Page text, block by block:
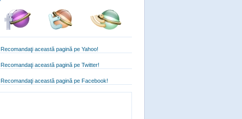
Recomandaţi această pagină pe Yahoo!
Recomandaţi această pagină pe Twitter!
Recomandaţi această pagină pe Facebook!